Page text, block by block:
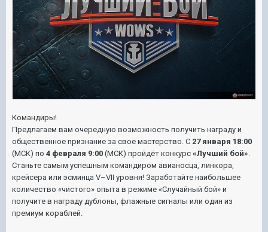
Командиры!
Предлагаем вам очередную возможность получить награду и
общественное признание за своё мастерство. С 27 января 18:00
(МСК) по 4 февраля 9:00 (МСК) пройдёт конкурс «Лучший бой»
Станьте самым успешным командиром авианосца, линкора,
крейсера или эсминца V–VII уровня! Заработайте наибольшее
количество «чистого» опыта в режиме «Случайный бой» и
получите в награду дублоны, флажные сигналы или один из
премиум кораблей.